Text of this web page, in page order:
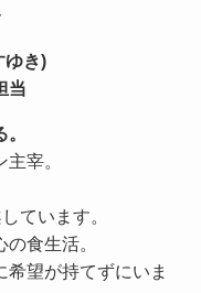
き)
宰。
ています。
食生活。
望が持てずにいま